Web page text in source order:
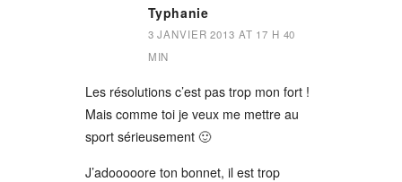
Typhanie
3 JANVIER 2013 AT 17 H 40
MIN
Les résolutions c’est pas trop mon fort !
Mais comme toi je veux me mettre au
sport sérieusement 🙂
J’adooooore ton bonnet, il est trop